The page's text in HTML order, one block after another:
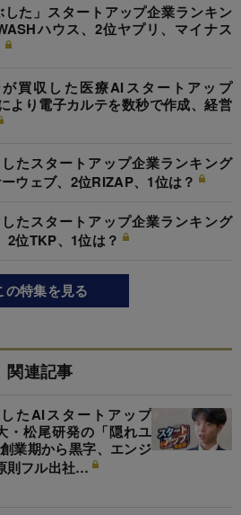
た」スタートアップ企業ランキン
ハウス、2位ヤプリ、マイナス
買収した医療AIスタートアップ
より電子カルテを数秒で作成、経営
たスタートアップ企業ランキング
ウェブ、2位RIZAP、1位は？
たスタートアップ企業ランキング
2位TKP、1位は？
の特集を見る
関連記事
たAIスタートアップ
・松尾研発の「隠れユ
業期から黒字、エンジ
則フル出社…